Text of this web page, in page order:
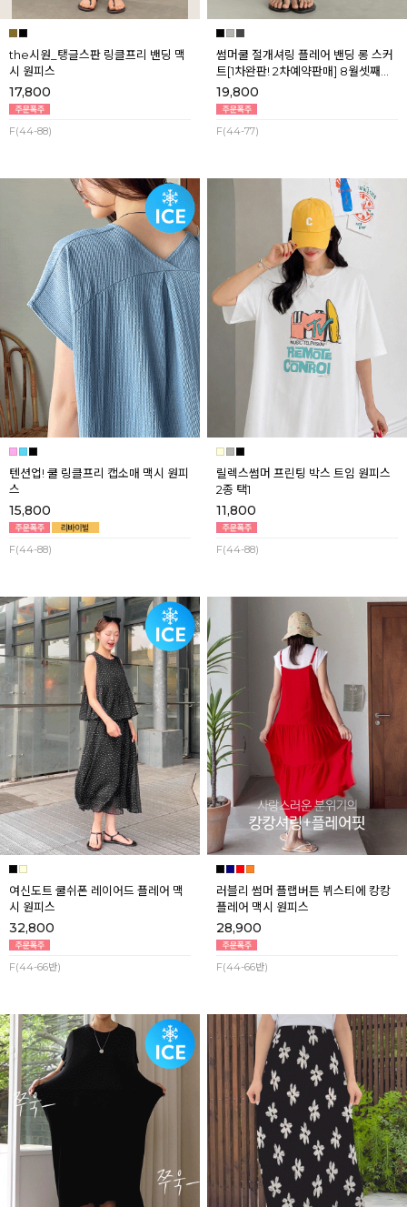
the시원_탱글스판 링클프리 밴딩 맥
시 원피스
17,800
F(44-88)
썸머쿨 절개셔링 플레어 밴딩 롱 스커
트[1차완판! 2차예약판매] 8월셋째주
순차배송
19,800
F(44-77)
텐션업! 쿨 링클프리 캡소매 맥시 원피
스
15,800
F(44-88)
릴렉스썸머 프린팅 박스 트임 원피스
2종 택1
11,800
F(44-88)
여신도트 쿨쉬폰 레이어드 플레어 맥
시 원피스
32,800
F(44-66반)
러블리 썸머 플랩버튼 뷔스티에 캉캉
플레어 맥시 원피스
28,900
F(44-66반)